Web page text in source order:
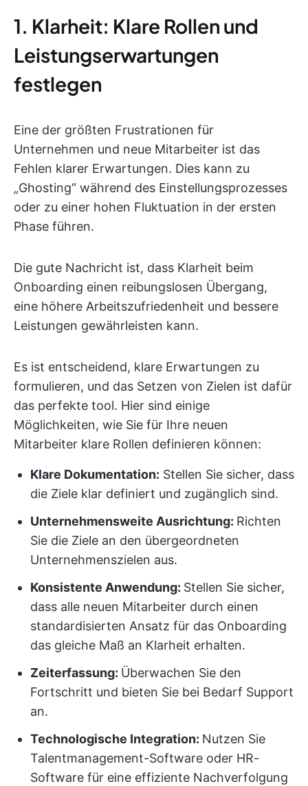
1. Klarheit: Klare Rollen und
Leistungserwartungen
festlegen
Eine der größten Frustrationen für
Unternehmen und neue Mitarbeiter ist das
Fehlen klarer Erwartungen. Dies kann zu
„Ghosting“ während des Einstellungsprozesses
oder zu einer hohen Fluktuation in der ersten
Phase führen.
Die gute Nachricht ist, dass Klarheit beim
Onboarding einen reibungslosen Übergang,
eine höhere Arbeitszufriedenheit und bessere
Leistungen gewährleisten kann.
Es ist entscheidend, klare Erwartungen zu
formulieren, und das Setzen von Zielen ist dafür
das perfekte tool. Hier sind einige
Möglichkeiten, wie Sie für Ihre neuen
Mitarbeiter klare Rollen definieren können:
Klare Dokumentation: Stellen Sie sicher, dass
die Ziele klar definiert und zugänglich sind.
Unternehmensweite Ausrichtung: Richten
Sie die Ziele an den übergeordneten
Unternehmenszielen aus.
Konsistente Anwendung: Stellen Sie sicher,
dass alle neuen Mitarbeiter durch einen
standardisierten Ansatz für das Onboarding
das gleiche Maß an Klarheit erhalten.
Zeiterfassung: Überwachen Sie den
Fortschritt und bieten Sie bei Bedarf Support
an.
Technologische Integration: Nutzen Sie
Talentmanagement-Software oder HR-
Software für eine effiziente Nachverfolgung